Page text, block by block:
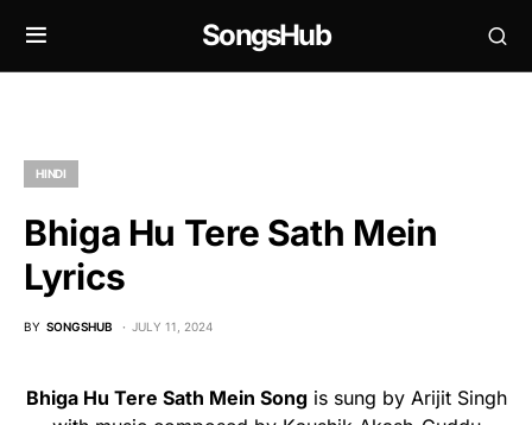
SongsHub
HINDI
Bhiga Hu Tere Sath Mein
Lyrics
BY SONGSHUB JULY 11, 2024
Bhiga Hu Tere Sath Mein Songis sung by Arijit Singh